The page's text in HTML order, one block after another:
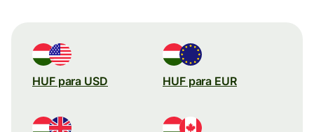
HUF para USD HUF para EUR